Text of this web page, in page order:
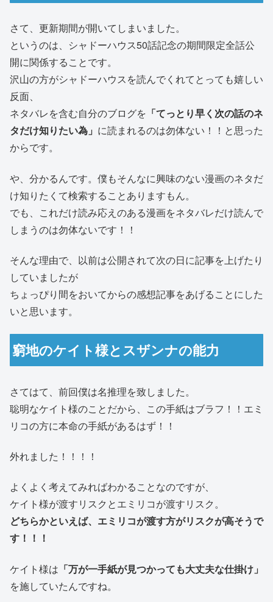
さて、更新期間が開いてしまいました。
というのは、シャドーハウス50話記念の期間限定全話公
開に関係することです。
沢山の方がシャドーハウスを読んでくれてとっても嬉しい
反面、
ネタバレを含む自分のブログを 「てっとり早く次の話のネ
タだけ知りたい為」 に読まれるのは勿体ない！！と思った
からです。
や、分かるんです。僕もそんなに興味のない漫画のネタだ
け知りたくて検索することありますもん。
でも、これだけ読み応えのある漫画をネタバレだけ読んで
しまうのは勿体ないです！！
そんな理由で、以前は公開されて次の日に記事を上げたり
していましたが
ちょっぴり間をおいてからの感想記事をあげることにした
いと思います。
窮地のケイト様とスザンナの能力
さてはて、前回僕は名推理を致しました。
聡明なケイト様のことだから、この手紙はブラフ！！エミ
リコの方に本命の手紙があるはず！！
外れました！！！！
よくよく考えてみればわかることなのですが、
ケイト様が渡すリスクとエミリコが渡すリスク。
どちらかといえば、エミリコが渡す方がリスクが高そうで
す！！！
ケイト様は 「万が一手紙が見つかっても大丈夫な仕掛け」
を施していたんですね。